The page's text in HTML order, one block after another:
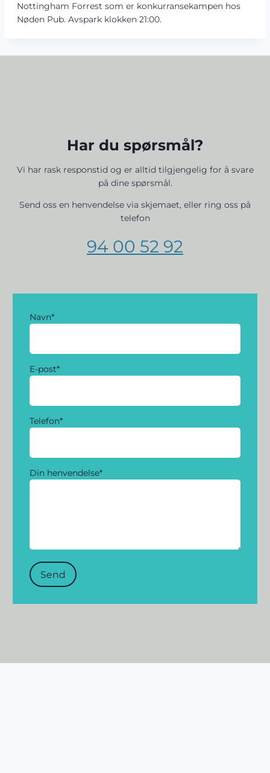
Nottingham Forrest som er konkurransekampen hos
Nøden Pub. Avspark klokken 21:00.
Har du spørsmål?
​Vi har rask responstid og er alltid ​tilgjengelig for å svare
på dine spørsmål.
Send oss en henvendelse via skjemaet, eller ring oss på
telefon
94 00 52 92
Navn*
E-post*
Telefon*
Din henvendelse*